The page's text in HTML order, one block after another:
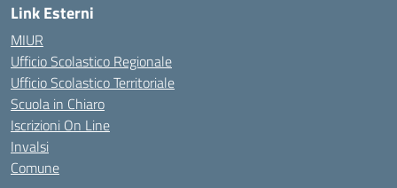
Link Esterni
MIUR
Ufficio Scolastico Regionale
Ufficio Scolastico Territoriale
Scuola in Chiaro
Iscrizioni On Line
Invalsi
Comune